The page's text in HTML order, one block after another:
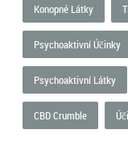
Konopné Látky
Psychoaktivní Účinky
Psychoaktivní Látky
CBD Crumble